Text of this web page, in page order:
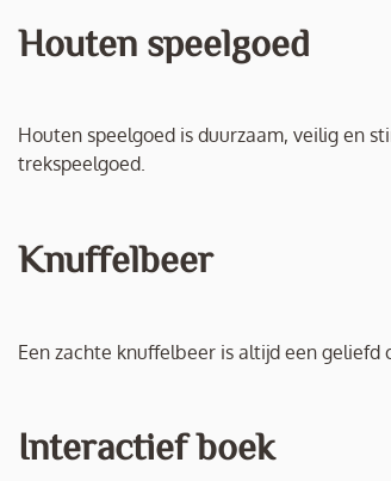
Houten speelgoed
Houten speelgoed is duurzaam, veilig en
trekspeelgoed.
Knuffelbeer
Een zachte knuffelbeer is altijd een
Interactief boek